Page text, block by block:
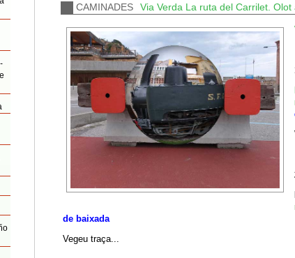
CAMINADES Via Verda La ruta del Carrilet.
de baixada
Vegeu traça...